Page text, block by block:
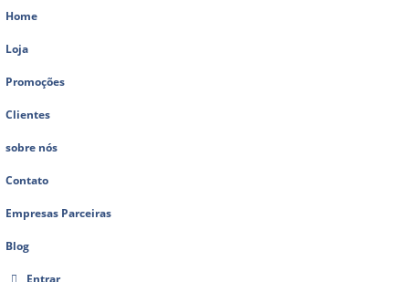
Home
Loja
Promoções
Clientes
sobre nós
Contato
Empresas Parceiras
Blog
Entrar